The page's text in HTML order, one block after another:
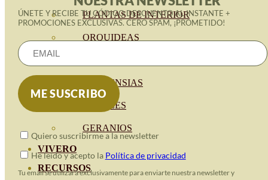
PLANTAS DE INTERIOR
ORQUIDEAS
HORTENSIAS
ROSALES
GERANIOS
VIVERO
RECURSOS
ÚNETE Y RECIBE TU CÓDIGO DESCUENTO AL INSTANTE +
PROMOCIONES EXCLUSIVAS. CERO SPAM, ¡PROMETIDO!
Quiero suscribirme a la newsletter
He leido y acepto la Política de privacidad
Tu email se utilizará exclusivamente para enviarte nuestra newsletter y